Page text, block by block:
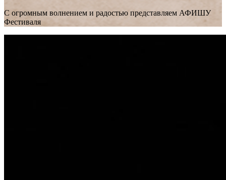
С огромным волнением и радостью представляем АФИШУ
Фестиваля